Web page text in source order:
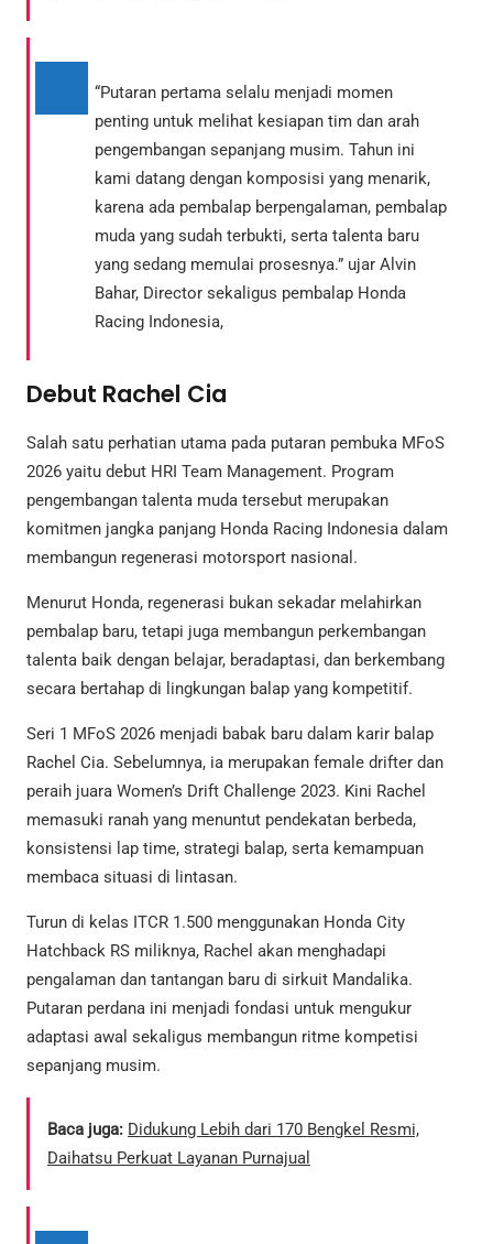
“Putaran pertama selalu menjadi momen
penting untuk melihat kesiapan tim dan arah
pengembangan sepanjang musim. Tahun ini
kami datang dengan komposisi yang menarik,
karena ada pembalap berpengalaman, pembalap
muda yang sudah terbukti, serta talenta baru
yang sedang memulai prosesnya.” ujar Alvin
Bahar, Director sekaligus pembalap Honda
Racing Indonesia,
Debut Rachel Cia
Salah satu perhatian utama pada putaran pembuka MFoS
2026 yaitu debut HRI Team Management. Program
pengembangan talenta muda tersebut merupakan
komitmen jangka panjang Honda Racing Indonesia dalam
membangun regenerasi motorsport nasional.
Menurut Honda, regenerasi bukan sekadar melahirkan
pembalap baru, tetapi juga membangun perkembangan
talenta baik dengan belajar, beradaptasi, dan berkembang
secara bertahap di lingkungan balap yang kompetitif.
Seri 1 MFoS 2026 menjadi babak baru dalam karir balap
Rachel Cia. Sebelumnya, ia merupakan female drifter dan
peraih juara Women’s Drift Challenge 2023. Kini Rachel
memasuki ranah yang menuntut pendekatan berbeda,
konsistensi lap time, strategi balap, serta kemampuan
membaca situasi di lintasan.
Turun di kelas ITCR 1.500 menggunakan Honda City
Hatchback RS miliknya, Rachel akan menghadapi
pengalaman dan tantangan baru di sirkuit Mandalika.
Putaran perdana ini menjadi fondasi untuk mengukur
adaptasi awal sekaligus membangun ritme kompetisi
sepanjang musim.
Baca juga: Didukung Lebih dari 170 Bengkel Resmi,
Daihatsu Perkuat Layanan Purnajual